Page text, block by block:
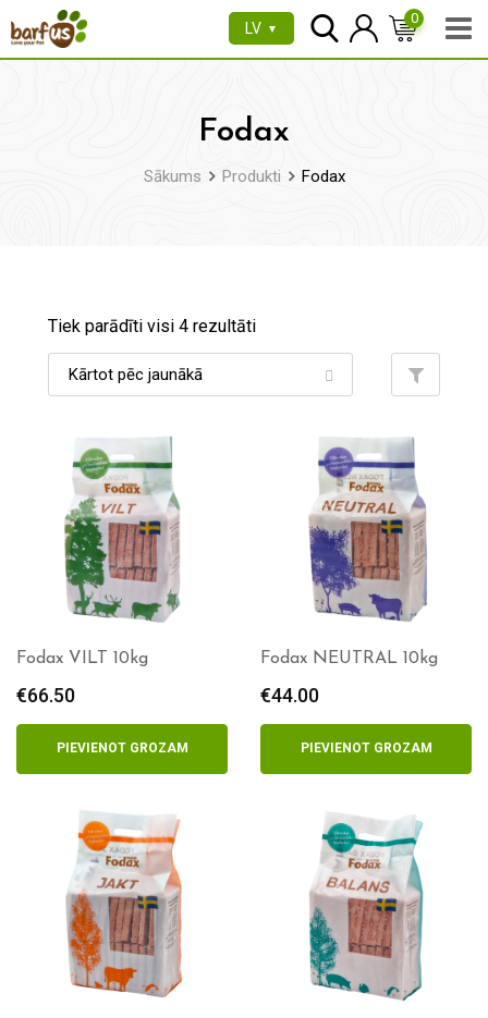
uz
LV ▼
0
Fodax
Sākums Produkti Fodax
Tiek parādīti visi 4 rezultāti
Fodax VILT 10kg
€66.50
PIEVIENOT GROZAM
Fodax NEUTRAL 10kg
€44.00
PIEVIENOT GROZAM